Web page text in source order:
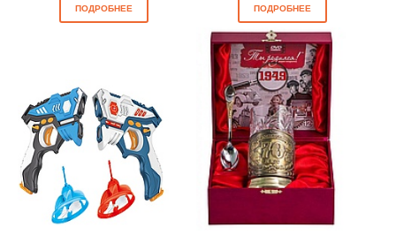
ПОДРОБНЕЕ ПОДРОБНЕЕ